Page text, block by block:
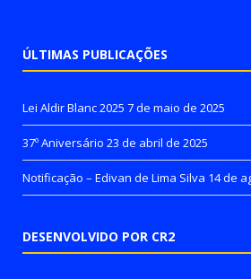
ÚLTIMAS PUBLICAÇÕES
Lei Aldir Blanc 2025 7 de maio de 2025
37º Aniversário 23 de abril de 2025
Notificação – Edivan de Lima Silva 14 de
DESENVOLVIDO POR CR2